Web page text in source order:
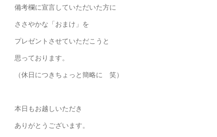
備考欄に宣言していただいた方に
ささやかな「おまけ」を
プレゼントさせていただこうと
思っております。
（休日につきちょっと簡略に 笑）
本日もお越しいただき
ありがとうございます。